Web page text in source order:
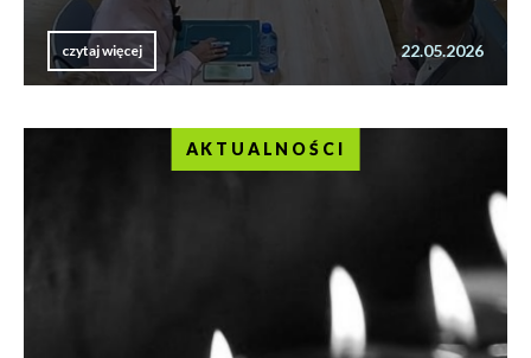
czytaj więcej 22.05.2026
AKTUALNOŚCI